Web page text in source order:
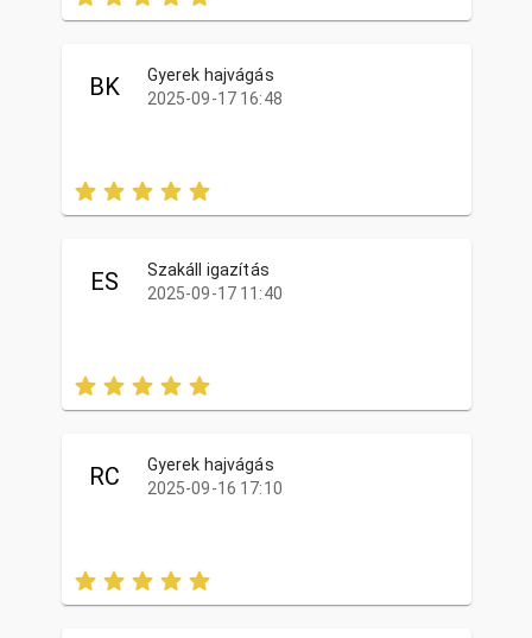
BK
Gyerek hajvágás
2025-09-17 16:48
ES
Szakáll igazítás
2025-09-17 11:40
RC
Gyerek hajvágás
2025-09-16 17:10